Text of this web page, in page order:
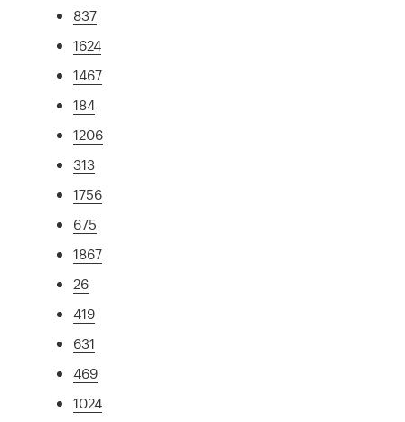
837
1624
1467
184
1206
313
1756
675
1867
26
419
631
469
1024